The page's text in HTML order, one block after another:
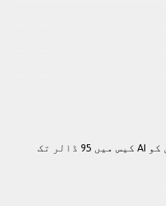
ایپل امریکی صارفین کو AI کیس میں 95 ڈالر تک